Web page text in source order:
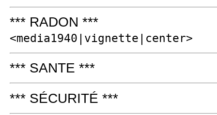
*** RADON ***
<media1940|vignette|center>
*** SANTE ***
*** SÉCURITÉ ***